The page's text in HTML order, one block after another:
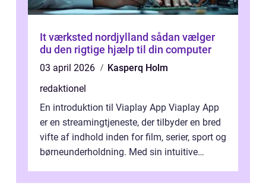
It værksted nordjylland sådan vælger
du den rigtige hjælp til din computer
03 april 2026
Kasperq Holm
redaktionel
En introduktion til Viaplay App Viaplay App
er en streamingtjeneste, der tilbyder en bred
vifte af indhold inden for film, serier, sport og
børneunderholdning. Med sin intuitive